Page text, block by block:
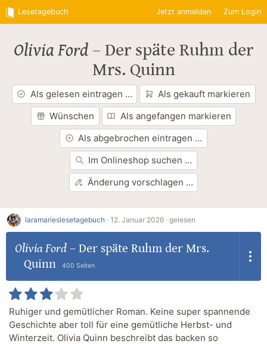
Lesetagebuch Jetzt anmelden Zum Login
Olivia Ford – Der späte Ruhm der
Mrs. Quinn
Als gelesen eintragen …
Als gekauft markieren
Wünschen
Als angefangen markieren
Als abgebrochen eintragen …
Im Onlineshop suchen …
Änderung vorschlagen …
laramarieslesetagebuch · 12. Januar 2026 · gelesen
Olivia Ford– Der späte Ruhm der Mrs.
Quinn
400 Seiten
Ruhiger und gemütlicher Roman. Keine super spannende
Geschichte aber toll für eine gemütliche Herbst- und
Winterzeit. Olivia Quinn beschreibt das backen so